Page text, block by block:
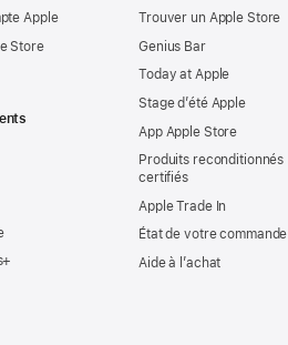
Apple
Store
Trouver un Apple Store
Genius Bar
Today at Apple
Stage d’été Apple
App Apple Store
Produits reconditionnés
certifiés
Apple Trade In
État de votre commande
Aide à l’achat